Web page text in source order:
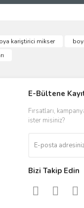
kariştirici mikser
E-Bültene
Fırsatları,
ister misiniz?
Bizi Takip Edin